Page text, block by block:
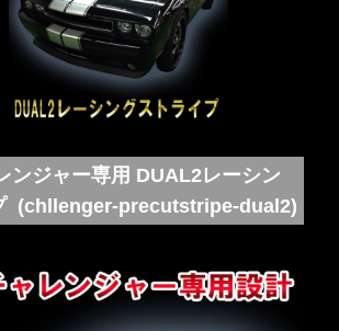
ンジャー専用 DUAL2レーシン
(chllenger-precutstripe-dual2)